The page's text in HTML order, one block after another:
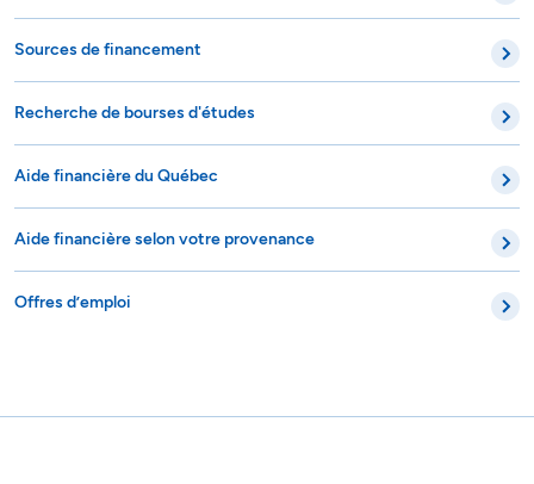
Sources de financement
Recherche de bourses d'études
Aide financière du Québec
Aide financière selon votre provenance
Offres d’emploi